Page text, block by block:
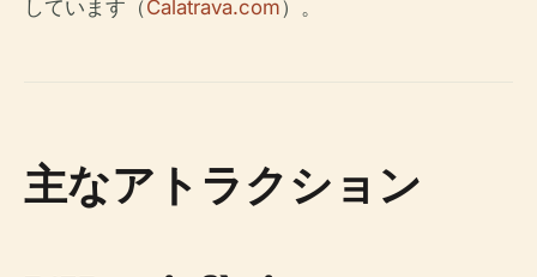
しています（Calatrava.com）。
主なアトラクション